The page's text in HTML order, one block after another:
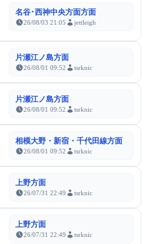
名谷･西神中央方面方面
26/08/03 21:05 jettleigh
片瀬江ノ島方面
26/08/01 09:52 tsrknic
片瀬江ノ島方面
26/08/01 09:52 tsrknic
相模大野・新宿・千代田線方面
26/08/01 09:52 tsrknic
上野方面
26/07/31 22:49 tsrknic
上野方面
26/07/31 22:49 tsrknic